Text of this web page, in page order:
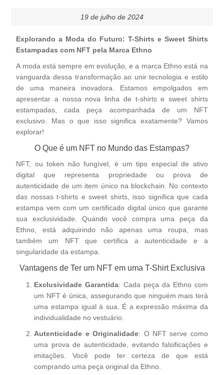
19 de julho de 2024
Explorando a Moda do Futuro: T-Shirts e Sweet Shirts
Estampadas com NFT pela Marca Ethno
A moda está sempre em evolução, e a marca Ethno está na
vanguarda dessa transformação ao unir tecnologia e estilo
de uma maneira inovadora. Estamos empolgados em
apresentar a nossa nova linha de t-shirts e sweet shirts
estampadas, cada peça acompanhada de um NFT
exclusivo. Mas o que isso significa exatamente? Vamos
explorar!
O Que é um NFT no Mundo das Estampas?
NFT, ou token não fungível, é um tipo especial de ativo
digital que representa propriedade ou prova de
autenticidade de um item único na blockchain. No contexto
das nossas t-shirts e sweet shirts, isso significa que cada
estampa vem com um certificado digital único que garante
sua exclusividade. Quando você compra uma peça da
Ethno, está adquirindo não apenas uma roupa, mas
também um NFT que certifica a autenticidade e a
singularidade da estampa.
Vantagens de Ter um NFT em uma T-Shirt Exclusiva
Exclusividade Garantida: Cada peça da Ethno com
um NFT é única, assegurando que ninguém mais terá
uma estampa igual à sua. É a expressão máxima da
individualidade no vestuário.
Autenticidade e Originalidade: O NFT serve como
uma prova de autenticidade, evitando falsificações e
imitações. Você pode ter certeza de que está
comprando uma peça original da Ethno.